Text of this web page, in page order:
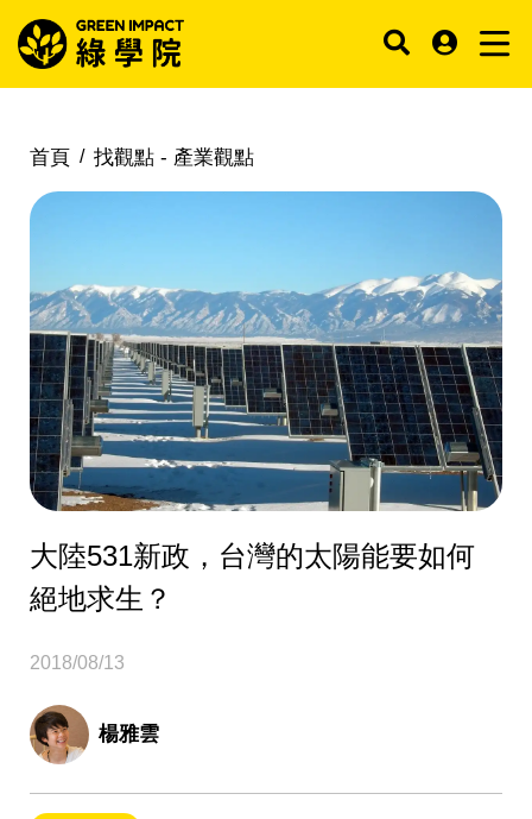
首頁 找觀點 - 產業觀點
大陸531新政，台灣的太陽能要如何
絕地求生？
2018/08/13
楊雅雲